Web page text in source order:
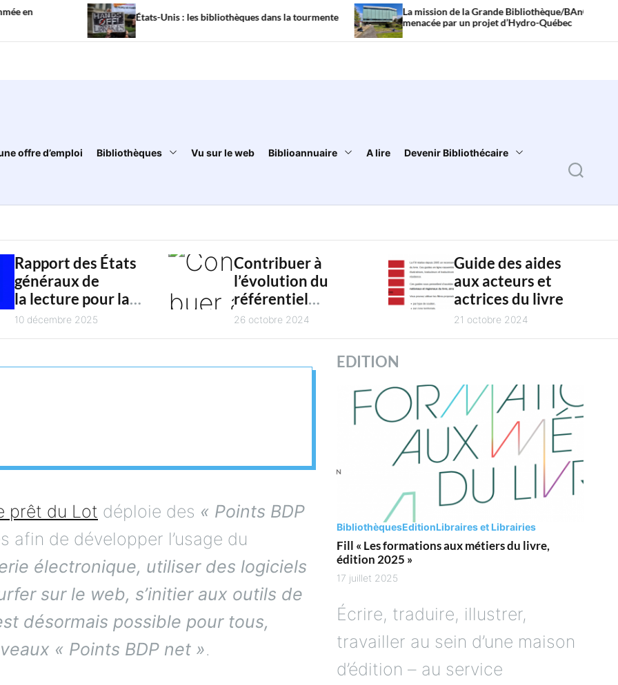
États-Unis : les bibliothèques dans la tourmente
La mission de la Grande Bibliothèque/BAnQ
menacée par un projet d’Hydro-Québec
offre d’emploi Bibliothèques Vu sur le web Biblioannuaire A lire Devenir Bibliothécaire
S
e
r
Rapport des États
généraux de
la lecture pour la
jeunesse :
restitution
10 décembre 2025
Contribuer à
l’évolution du
référentiel
national des
compétences des
territoriales
26 octobre 2024
Guide des aides
aux acteurs et
actrices du livre
21 octobre 2024
prêt du Lot déploie des « Points BDP
afin de développer l’usage du
électronique, utiliser des logiciels
sur le web, s’initier aux outils de
désormais possible pour tous,
« Points BDP net ».
EDITION
BibliothèquesEditionLibraires et Librairies
Fill « Les formations aux métiers du livre,
édition 2025 »
17 juillet 2025
Écrire, traduire, illustrer,
travailler au sein d’une maison
d’édition – au service